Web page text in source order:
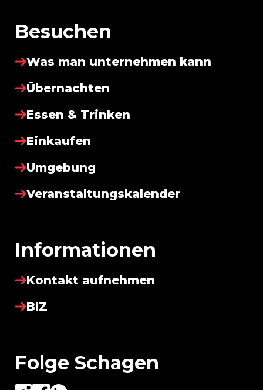
Besuchen
Was man unternehmen kann
Übernachten
Essen & Trinken
Einkaufen
Umgebung
Veranstaltungskalender
Informationen
Kontakt aufnehmen
BIZ
Folge Schagen